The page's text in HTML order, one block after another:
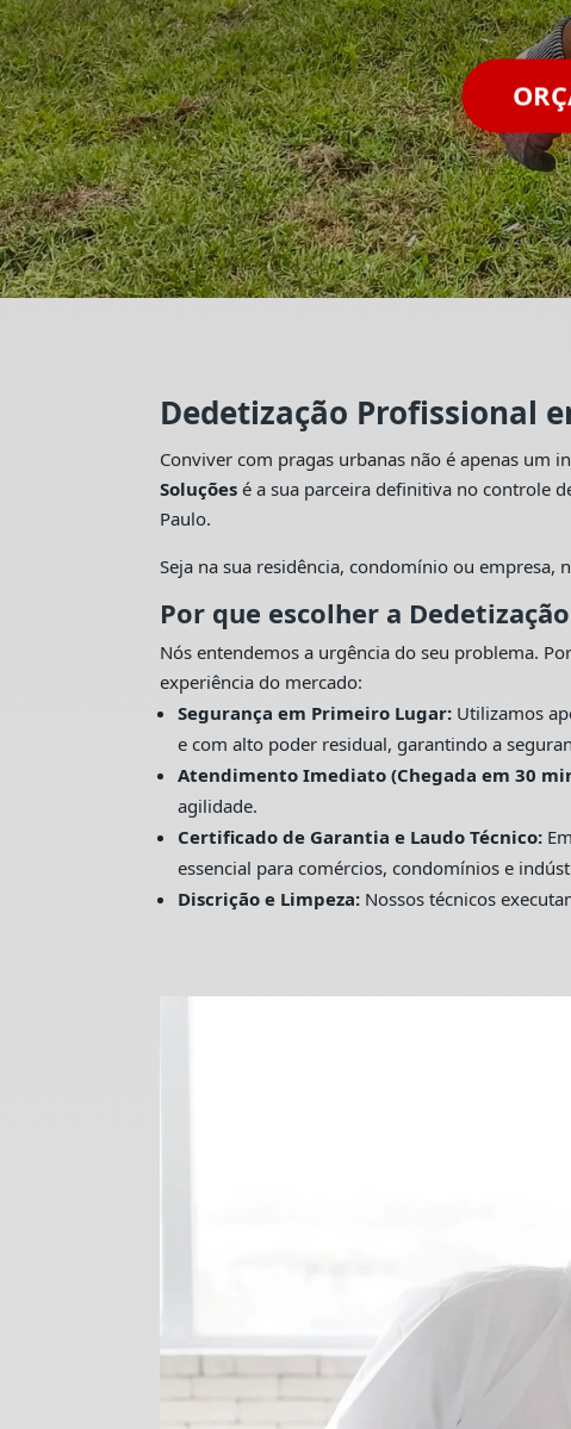
Dedetização Profissional
Conviver com pragas urbanas não é apenas um
Soluções é a sua parceira definitiva no controle
Paulo.
Seja na sua residência, condomínio ou empresa,
Por que escolher a
Nós entendemos a urgência do seu problema.
experiência do mercado:
Segurança em Primeiro Lugar: Utilizamos
e com alto poder residual, garantindo a
Atendimento Imediato (Chegada em 30
agilidade.
Certificado de Garantia e Laudo Técnico:
essencial para comércios, condomínios e
Discrição e Limpeza: Nossos técnicos